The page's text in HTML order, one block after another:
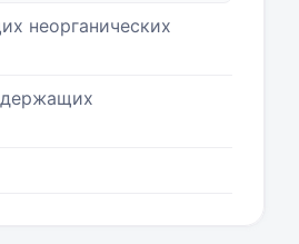
неорганических